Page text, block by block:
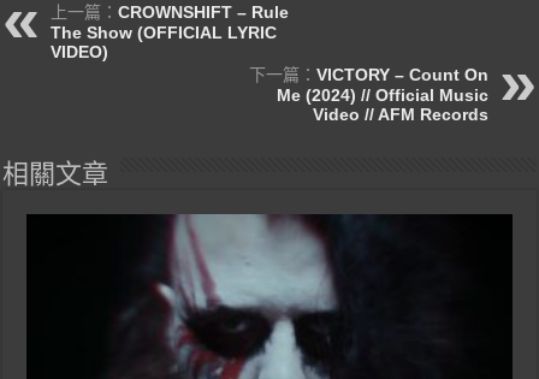
上一篇：CROWNSHIFT – Rule
The Show (OFFICIAL LYRIC
VIDEO)
下一篇： VICTORY – Count On
Me (2024) // Official Music
Video // AFM Records
相關文章